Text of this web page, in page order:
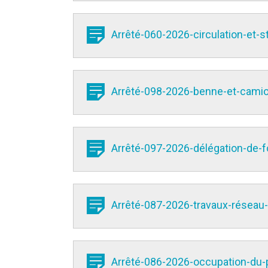
Arrêté-060-2026-circulation-et-
Arrêté-098-2026-benne-et-
Arrêté-097-2026-délégation-de-
Arrêté-087-2026-travaux-
Arrêté-086-2026-occupation-du-